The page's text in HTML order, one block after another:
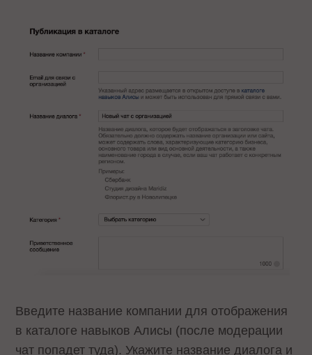
Введите название компании для отображения
в каталоге навыков Алисы (после модерации
чат попадет туда). Укажите название диалога и